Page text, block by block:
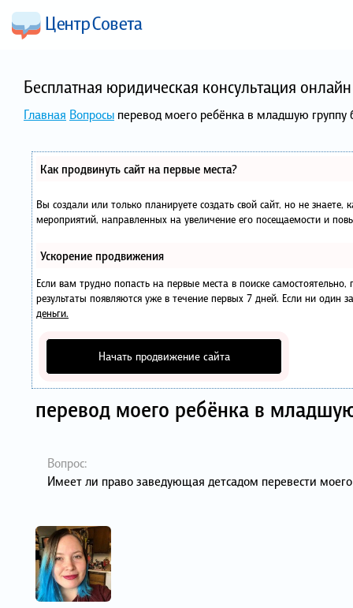
Бесплатная юридическая консультация
Главная Вопросы перевод моего ребёнка в младшую группу
Как продвинуть сайт на первые места?
Вы создали или только планируете создать свой сайт, но не
мероприятий, направленных на увеличение его посещаемости и
Ускорение продвижения
Если вам трудно попасть на первые места в поиске
результаты появляются уже в течение первых 7 дней. Если ни один
деньги.
Начать продвижение сайта
перевод моего ребёнка в
Вопрос:
Имеет ли право заведующая детсадом перевести